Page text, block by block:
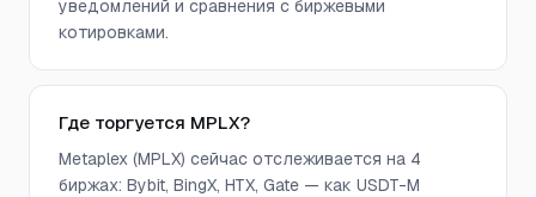
уведомлений и сравнения с биржевыми
котировками.
Где торгуется MPLX?
Metaplex (MPLX) сейчас отслеживается на 4
биржах: Bybit, BingX, HTX, Gate — как USDT-M